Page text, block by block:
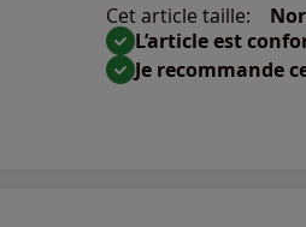
Cet article taille:
L’article est
Je recommande